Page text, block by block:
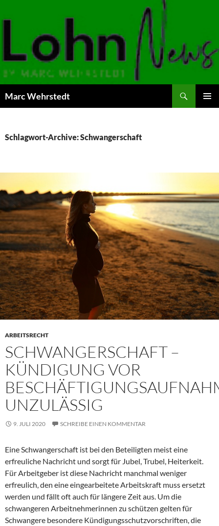
Marc Wehrstedt
Schlagwort-Archive: Schwangerschaft
ARBEITSRECHT
SCHWANGERSCHAFT –
KÜNDIGUNG VOR
UNZULÄSSIG
9. JULI 2020 SCHREIBE EINEN KOMMENTAR
Eine Schwangerschaft ist bei den Beteiligten meist eine
erfreuliche Nachricht und sorgt für Jubel, Trubel, Heiterkeit.
Für Arbeitgeber ist diese Nachricht manchmal weniger
erfreulich, den eine eingearbeitete Arbeitskraft muss ersetzt
werden und fällt oft auch für längere Zeit aus. Um die
schwangeren Arbeitnehmerinnen zu schützen gelten für
Schwangere besondere Kündigungsschutzvorschriften, die